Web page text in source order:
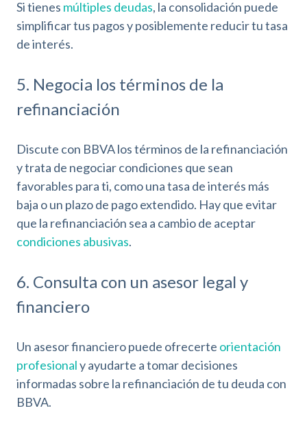
Si tienes múltiples deudas, la consolidación puede
simplificar tus pagos y posiblemente reducir tu tasa
de interés.
5. Negocia los términos de la
refinanciación
Discute con BBVA los términos de la refinanciación
y trata de negociar condiciones que sean
favorables para ti, como una tasa de interés más
baja o un plazo de pago extendido. Hay que evitar
que la refinanciación sea a cambio de aceptar
condiciones abusivas.
6. Consulta con un asesor legal y
financiero
Un asesor financiero puede ofrecerte orientación
profesionaly ayudarte a tomar decisiones
informadas sobre la refinanciación de tu deuda con
BBVA.